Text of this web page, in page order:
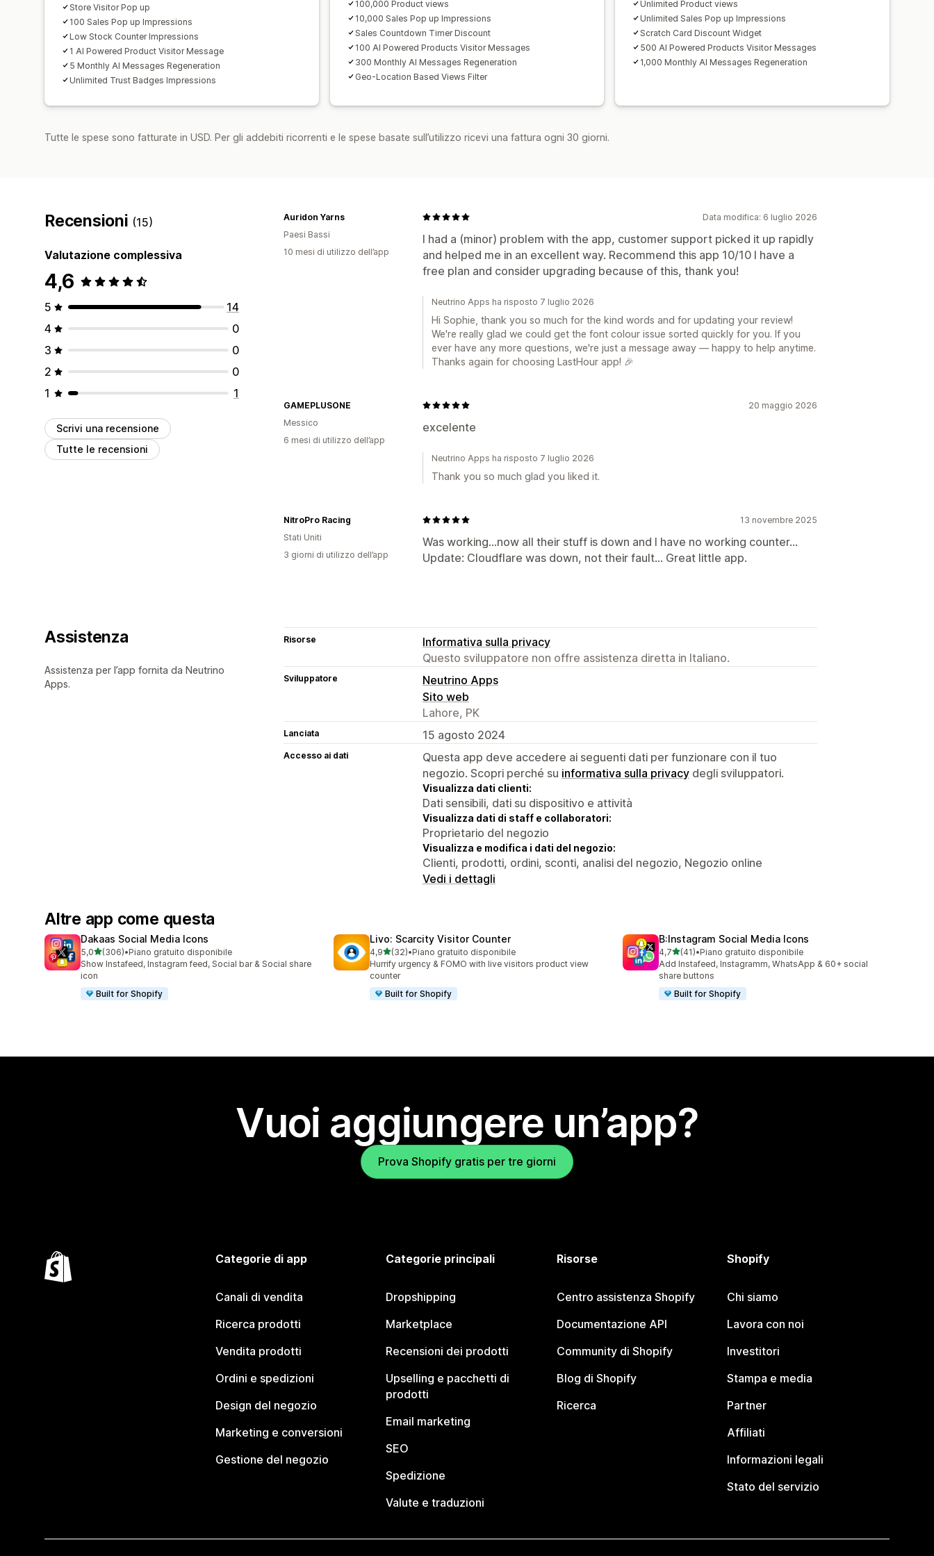
Store Visitor Pop up
100 Sales Pop up Impressions
Low Stock Counter Impressions
1 AI Powered Product Visitor Message
5 Monthly AI Messages Regeneration
Unlimited Trust Badges Impressions
100,000 Product views
10,000 Sales Pop up Impressions
Sales Countdown Timer Discount
100 AI Powered Products Visitor Messages
300 Monthly AI Messages Regeneration
Geo-Location Based Views Filter
Unlimited Product views
Unlimited Sales Pop up Impressions
Scratch Card Discount Widget
500 AI Powered Products Visitor Messages
1,000 Monthly AI Messages Regeneration
Tutte le spese sono fatturate in USD. Per gli addebiti ricorrenti e le spese basate sull’utilizzo ricevi una fattura ogni 30 giorni.
Recensioni (15)
Valutazione complessiva
4,6
5
14
4
0
3
0
2
0
1
1
Scrivi una recensione
Tutte le recensioni
Data modifica: 6 luglio 2026
I had a (minor) problem with the app, customer support picked it up rapidly
and helped me in an excellent way. Recommend this app 10/10 I have a
free plan and consider upgrading because of this, thank you!
Auridon Yarns
Paesi Bassi
10 mesi di utilizzo dell’app
Neutrino Apps ha risposto 7 luglio 2026
Hi Sophie, thank you so much for the kind words and for updating your review!
We're really glad we could get the font colour issue sorted quickly for you. If you
ever have any more questions, we're just a message away — happy to help anytime.
Thanks again for choosing LastHour app! 🎉
20 maggio 2026
excelente
GAMEPLUSONE
Messico
6 mesi di utilizzo dell’app
Neutrino Apps ha risposto 7 luglio 2026
Thank you so much glad you liked it.
13 novembre 2025
Was working...now all their stuff is down and I have no working counter...
Update: Cloudflare was down, not their fault... Great little app.
NitroPro Racing
Stati Uniti
3 giorni di utilizzo dell’app
Assistenza
Assistenza per l’app fornita da Neutrino
Apps.
Risorse
Informativa sulla privacy
Questo sviluppatore non offre assistenza diretta in Italiano.
Sviluppatore
Neutrino Apps
Sito web
Lahore, PK
Lanciata 15 agosto 2024
Accesso ai dati
Questa app deve accedere ai seguenti dati per funzionare con il tuo
negozio. Scopri perché su informativa sulla privacy degli sviluppatori.
Visualizza dati clienti:
Dati sensibili, dati su dispositivo e attività
Visualizza dati di staff e collaboratori:
Proprietario del negozio
Visualizza e modifica i dati del negozio:
Clienti, prodotti, ordini, sconti, analisi del negozio, Negozio online
Vedi i dettagli
Altre app come questa
Dakaas Social Media Icons
5,0stelle su 5
(306)
306 recensioni totali
•Piano gratuito disponibile
Show Instafeed, Instagram feed, Social bar & Social share
icon
Built for Shopify
Livo: Scarcity Visitor Counter
4,9stelle su 5
(32)
32 recensioni totali
•Piano gratuito disponibile
Hurrify urgency & FOMO with live visitors product view
counter
Built for Shopify
B:Instagram Social Media Icons
4,7stelle su 5
(41)
41 recensioni totali
•Piano gratuito disponibile
Add Instafeed, Instagramm, WhatsApp & 60+ social
share buttons
Built for Shopify
Vuoi aggiungere un’app?
Prova Shopify gratis per tre giorni
Categorie di app
Canali di vendita
Ricerca prodotti
Vendita prodotti
Ordini e spedizioni
Design del negozio
Marketing e conversioni
Gestione del negozio
Categorie principali
Dropshipping
Marketplace
Recensioni dei prodotti
Upselling e pacchetti di
prodotti
Email marketing
SEO
Spedizione
Valute e traduzioni
Risorse
Centro assistenza Shopify
Documentazione API
Community di Shopify
Blog di Shopify
Ricerca
Shopify
Chi siamo
Lavora con noi
Investitori
Stampa e media
Partner
Affiliati
Informazioni legali
Stato del servizio